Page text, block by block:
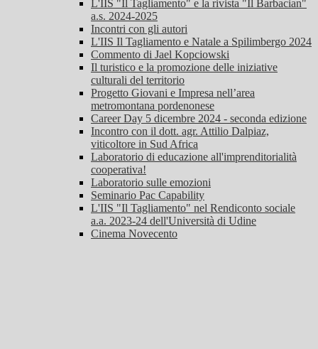
L'IIS "Il Tagliamento" e la rivista "Il Barbacian"
a.s. 2024-2025
Incontri con gli autori
L'IIS Il Tagliamento e Natale a Spilimbergo 2024
Commento di Jael Kopciowski
Il turistico e la promozione delle iniziative
culturali del territorio
Progetto Giovani e Impresa nell’area
metromontana pordenonese
Career Day 5 dicembre 2024 - seconda edizione
Incontro con il dott. agr. Attilio Dalpiaz,
viticoltore in Sud Africa
Laboratorio di educazione all'imprenditorialità
cooperativa!
Laboratorio sulle emozioni
Seminario Pac Capability
L'IIS "Il Tagliamento" nel Rendiconto sociale
a.a. 2023-24 dell'Università di Udine
Cinema Novecento